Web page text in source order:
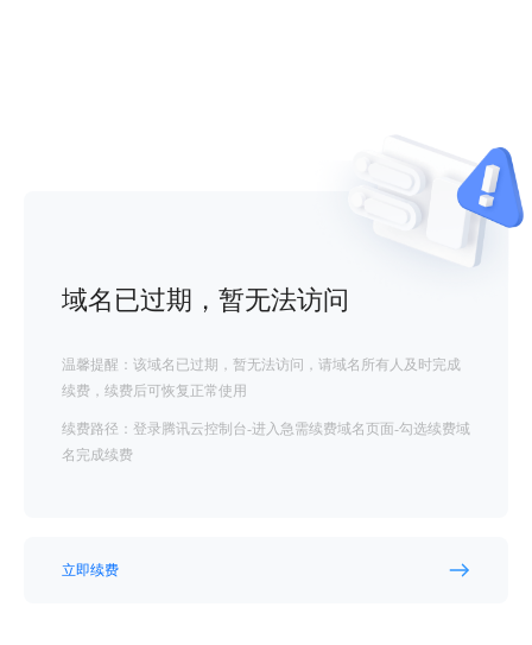
域名已过期，暂无法访问
温馨提醒：该域名已过期，暂无法访问，请域名所有人及时完成
续费，续费后可恢复正常使用
续费路径：登录腾讯云控制台-进入急需续费域名页面-勾选续费域
名完成续费
立即续费